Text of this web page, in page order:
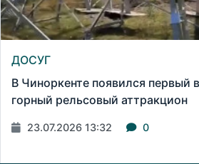
ДОСУГ
В Чиноркенте появился первый
горный рельсовый аттракцион
23.07.2026 13:32 0